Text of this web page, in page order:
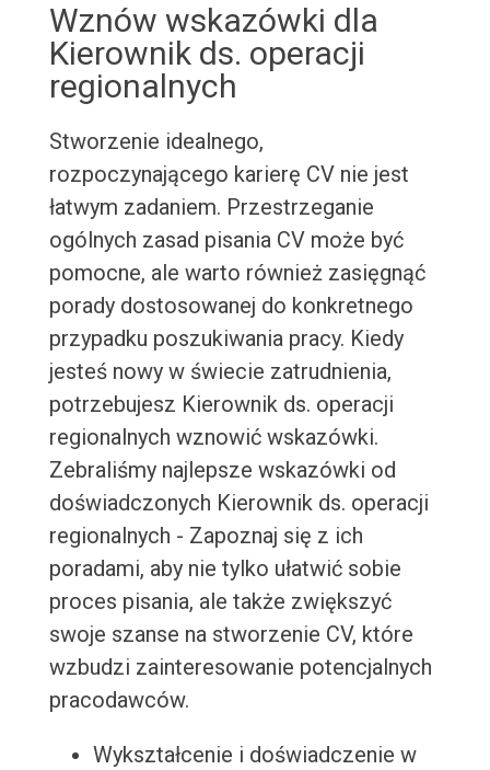
Wznów wskazówki dla
Kierownik ds. operacji
regionalnych
Stworzenie idealnego,
rozpoczynającego karierę CV nie jest
łatwym zadaniem. Przestrzeganie
ogólnych zasad pisania CV może być
pomocne, ale warto również zasięgnąć
porady dostosowanej do konkretnego
przypadku poszukiwania pracy. Kiedy
jesteś nowy w świecie zatrudnienia,
potrzebujesz Kierownik ds. operacji
regionalnych wznowić wskazówki.
Zebraliśmy najlepsze wskazówki od
doświadczonych Kierownik ds. operacji
regionalnych - Zapoznaj się z ich
poradami, aby nie tylko ułatwić sobie
proces pisania, ale także zwiększyć
swoje szanse na stworzenie CV, które
wzbudzi zainteresowanie potencjalnych
pracodawców.
Wykształcenie i doświadczenie w